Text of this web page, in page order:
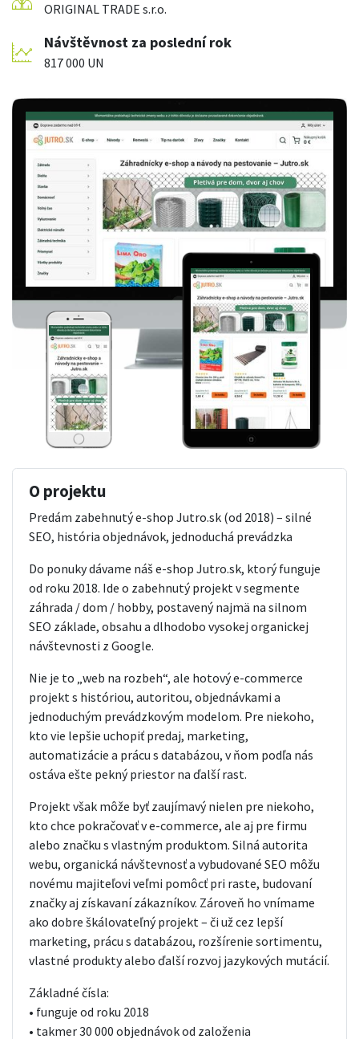
ORIGINAL TRADE s.r.o.
Návštěvnost za poslední rok
817 000 UN
O projektu
Predám zabehnutý e-shop Jutro.sk (od 2018) – silné
SEO, história objednávok, jednoduchá prevádzka
Do ponuky dávame náš e-shop Jutro.sk, ktorý funguje
od roku 2018. Ide o zabehnutý projekt v segmente
záhrada / dom / hobby, postavený najmä na silnom
SEO základe, obsahu a dlhodobo vysokej organickej
návštevnosti z Google.
Nie je to „web na rozbeh“, ale hotový e-commerce
projekt s históriou, autoritou, objednávkami a
jednoduchým prevádzkovým modelom. Pre niekoho,
kto vie lepšie uchopiť predaj, marketing,
automatizácie a prácu s databázou, v ňom podľa nás
ostáva ešte pekný priestor na ďalší rast.
Projekt však môže byť zaujímavý nielen pre niekoho,
kto chce pokračovať v e-commerce, ale aj pre firmu
alebo značku s vlastným produktom. Silná autorita
webu, organická návštevnosť a vybudované SEO môžu
novému majiteľovi veľmi pomôcť pri raste, budovaní
značky aj získavaní zákazníkov. Zároveň ho vnímame
ako dobre škálovateľný projekt – či už cez lepší
marketing, prácu s databázou, rozšírenie sortimentu,
vlastné produkty alebo ďalší rozvoj jazykových mutácií.
Základné čísla:
• funguje od roku 2018
• takmer 30 000 objednávok od založenia